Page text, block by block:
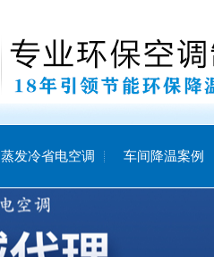
蒸发冷省电空调 车间降温案例